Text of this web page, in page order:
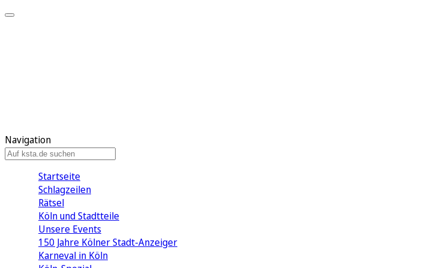
Navigation
Startseite
Schlagzeilen
Rätsel
Köln und Stadtteile
Unsere Events
150 Jahre Kölner Stadt-Anzeiger
Karneval in Köln